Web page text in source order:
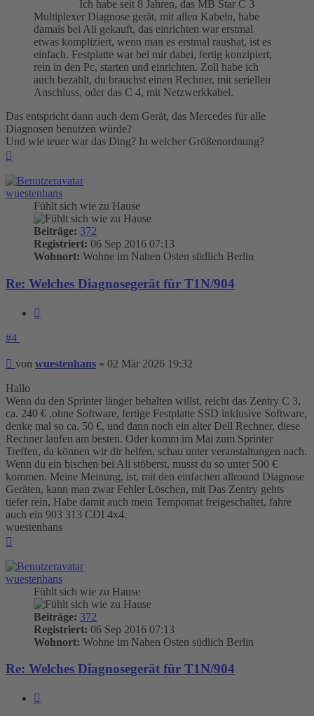
Ich habe seit 8 Jahren, das MB Star C 3
Multiplexer Diagnose gerät, mit allen Kabeln, habe
damals bei Ali gekauft, das einrichten war erstmal
etwas kompliziert, wenn man es erstmal raushat, ist es
einfach. Festplatte war bei mir dabei, fertig konzipiert,
rein in den Pc, starten und einrichten. Zoll habe ich
auch bezahlt, du brauchst einen Rechner, mit seriellen
Anschluss, oder das C 4, mit Netzwerkkabel.
Das entspricht dann auch dem Gerät, das Mercedes für alle
Diagnosen benutzen würde?
Und wie teuer war das Ding? In welcher Größenordnung?
wuestenhans
Fühlt sich wie zu Hause
Beiträge: 372
Registriert: 06 Sep 2016 07:13
Wohnort: Wohne im Nahen Osten südlich Berlin
Re: Welches Diagnosegerät für T1N/904
#4
Beitrag
von wuestenhans » 02 Mär 2026 19:32
Hallo
Wenn du den Sprinter länger behalten willst, reicht das Zentry C 3,
ca. 240 € ,ohne Software, fertige Festplatte SSD inklusive Software,
denke mal so ca. 50 €, und dann noch ein alter Dell Rechner, diese
Rechner laufen am besten. Oder komm im Mai zum Sprinter
Treffen, da können wir dir helfen, schau unter veranstaltungen nach.
Wenn du ein bischen bei Ali stöberst, musst du so unter 500 €
kommen. Meine Meinung, ist, mit den einfachen allround Diagnose
Geräten, kann man zwar Fehler Löschen, mit Das Zentry gehts
tiefer rein, Habe damit auch mein Tempomat freigeschaltet, fahre
auch ein 903 313 CDI 4x4.
wuestenhans
wuestenhans
Fühlt sich wie zu Hause
Beiträge: 372
Registriert: 06 Sep 2016 07:13
Wohnort: Wohne im Nahen Osten südlich Berlin
Re: Welches Diagnosegerät für T1N/904